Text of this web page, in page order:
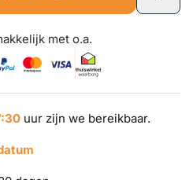
met o.a.
uur zijn we bereikbaar.